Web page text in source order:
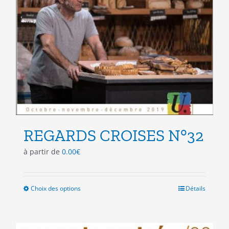
REGARDS CROISES N°32
à partir de 0.00€
Choix des optionsCe
Détails